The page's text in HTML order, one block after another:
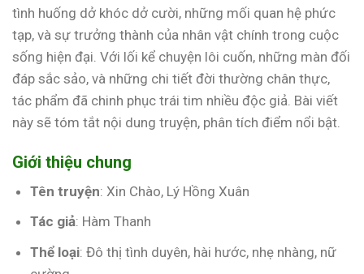
tình huống dở khóc dở cười, những mối quan hệ phức
tạp, và sự trưởng thành của nhân vật chính trong cuộc
sống hiện đại. Với lối kể chuyện lôi cuốn, những màn đối
đáp sắc sảo, và những chi tiết đời thường chân thực,
tác phẩm đã chinh phục trái tim nhiều độc giả. Bài viết
này sẽ tóm tắt nội dung truyện, phân tích điểm nổi bật.
Giới thiệu chung
Tên truyện: Xin Chào, Lý Hồng Xuân
Tác giả: Hàm Thanh
Thể loại: Đô thị tình duyên, hài hước, nhẹ nhàng, nữ